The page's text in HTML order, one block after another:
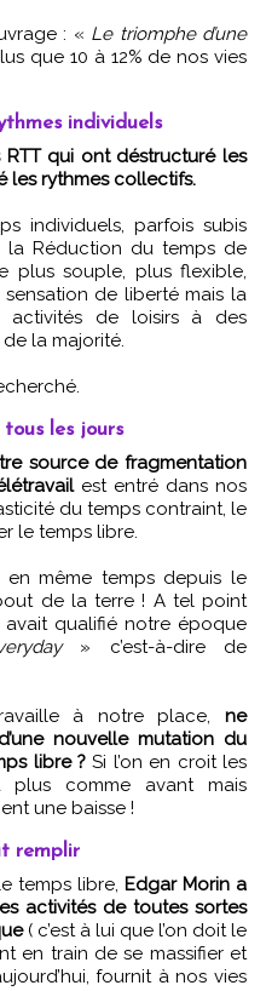
: « Le triomphe d’une
que 10 à 12% de nos vies
individuels
RTT qui ont déstructuré les
les rythmes collectifs.
individuels, parfois subis
la Réduction du temps de
plus souple, plus flexible,
de liberté mais la
activités de loisirs à des
la majorité.
les jours
source de fragmentation
est entré dans nos
du temps contraint, le
le temps libre.
même temps depuis le
de la terre ! A tel point
avait qualifié notre époque
» c’est-à-dire de
à notre place, ne
nouvelle mutation du
libre ?Si l’on en croit les
plus comme avant mais
une baisse !
remplir
temps libre, Edgar Morin a
activités de toutes sortes
( c’est à lui que l’on doit le
en train de se massifier et
fournit à nos vies